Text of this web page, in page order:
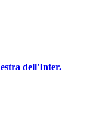
dell'Inter.